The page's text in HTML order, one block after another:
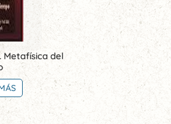
Metafísica del